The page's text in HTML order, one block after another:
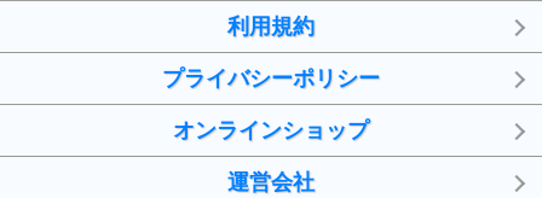
利用規約
プライバシーポリシー
オンラインショップ
運営会社